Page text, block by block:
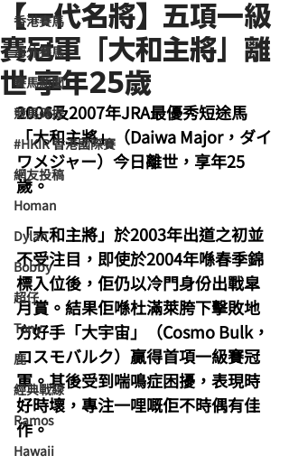
香港賽馬
海外賽馬
賽馬新聞
競馬磚提
#HKIR 香港國際賽
網友投稿
Homan
Dylan
Bobby
超仔
Tony
鹿
經典戰線
Ramos
Hawaii
【一代名將】五項一級
賽冠軍「大和主將」離
世 享年25歲
2006及2007年JRA最優秀短途馬
「大和主將」（Daiwa Major，ダイ
ワメジャー）今日離世，享年25
歲。
「大和主將」於2003年出道之初並
不受注目，即使於2004年喺春季錦
標入位後，佢仍以冷門身份出戰皐
月賞。結果佢喺杜滿萊胯下擊敗地
方好手「大宇宙」（Cosmo Bulk，
コスモバルク）贏得首項一級賽冠
軍。其後受到喘鳴症困擾，表現時
好時壞，專注一哩嘅佢不時偶有佳
作。